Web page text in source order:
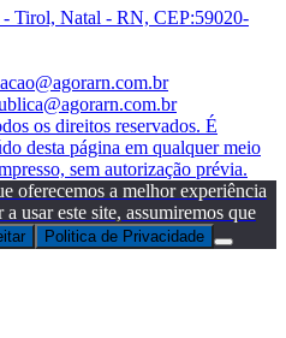
- Tirol, Natal - RN, CEP:59020-
os direitos reservados. É
desta página em qualquer meio
sem autorização prévia.
oferecemos a melhor experiência
usar este site, assumiremos que
Politica de Privacidade